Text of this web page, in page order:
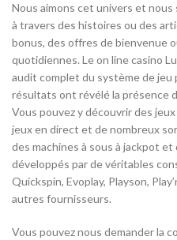
Nous aimons cet univers et
à travers des histoires ou des
bonus, des offres de bienvenue
quotidiennes. Le on line casino
audit complet du système de jeu
résultats ont révélé la présence
Vous pouvez y découvrir des
jeux en direct et de nombreux
des machines à sous à jackpot
développés par de véritables
Quickspin, Evoplay, Playson,
autres fournisseurs.
Vous pouvez nous demander la